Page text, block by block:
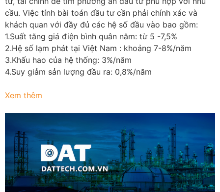
cầu. Việc tính bài toán đầu tư cần phải chính xác và
khách quan với đầy đủ các hệ số đầu vào bao gồm:
1.Suất tăng giá điện bình quân năm: từ 5 -7,5%
2.Hệ số lạm phát tại Việt Nam : khoảng 7-8%/năm
3.Khấu hao của hệ thống: 3%/năm
4.Suy giảm sản lượng đầu ra: 0,8%/năm
Xem thêm